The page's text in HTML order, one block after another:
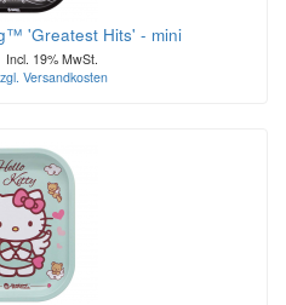
'Greatest Hits' - mini
Incl. 19% MwSt.
Versandkosten